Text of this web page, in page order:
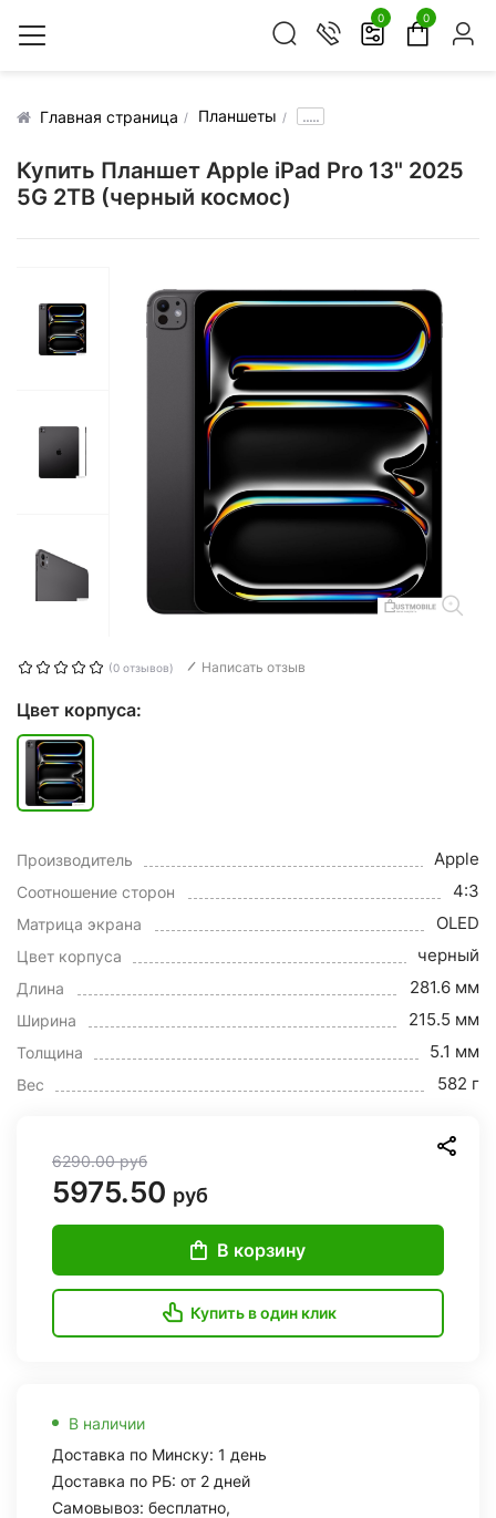
0 0
Главная страница Планшеты .....
Купить Планшет Apple iPad Pro 13" 2025
5G 2TB (черный космос)
(0 отзывов) Написать отзыв
Цвет корпуса:
Производитель Apple
Соотношение сторон 4:3
Матрица экрана OLED
Цвет корпуса черный
Длина 281.6 мм
Ширина 215.5 мм
Толщина 5.1 мм
Вес 582 г
6290.00руб
5975.50 руб
В корзину
Купить в один клик
В наличии
Доставка по Минску: 1 день
Доставка по РБ: от 2 дней
Самовывоз: бесплатно,